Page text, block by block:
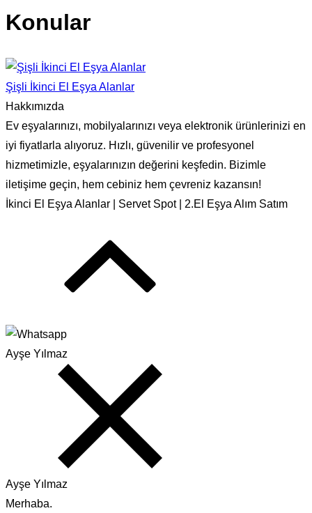
Konular
Şişli İkinci El Eşya Alanlar
Hakkımızda
Ev eşyalarınızı, mobilyalarınızı veya elektronik ürünlerinizi en
iyi fiyatlarla alıyoruz. Hızlı, güvenilir ve profesyonel
hizmetimizle, eşyalarınızın değerini keşfedin. Bizimle
iletişime geçin, hem cebiniz hem çevreniz kazansın!
İkinci El Eşya Alanlar | Servet Spot | 2.El Eşya Alım Satım
Ayşe Yılmaz
Ayşe Yılmaz
Merhaba.